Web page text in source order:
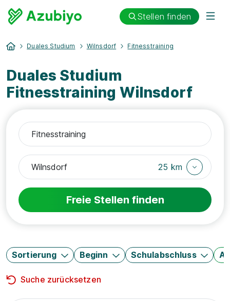
Stellen finden
Duales Studium Wilnsdorf Fitnesstraining
Duales Studium
Fitnesstraining Wilnsdorf
25 km
Freie Stellen finden
Sortierung Beginn Schulabschluss
Suche zurücksetzen